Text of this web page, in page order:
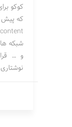
کوکو
که پیش
شبکه
و …